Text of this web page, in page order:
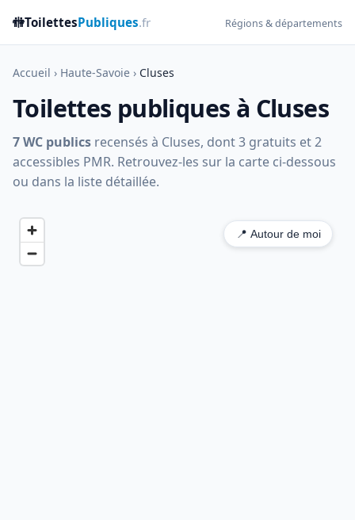
🚻ToilettesPubliques.fr Régions & départements
Accueil › Haute-Savoie › Cluses
Toilettes publiques à Cluses
7 WC publics recensés à Cluses, dont 3 gratuits et 2
accessibles PMR. Retrouvez-les sur la carte ci-dessous
ou dans la liste détaillée.
📍 Autour de moi